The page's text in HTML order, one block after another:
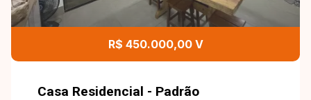
R$ 450.000,00 V
Casa Residencial - Padrão